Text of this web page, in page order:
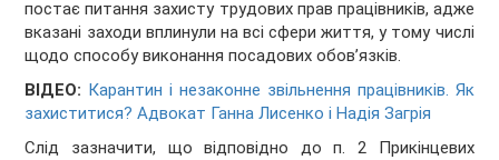
постає питання захисту трудових прав працівників, адже
вказані заходи вплинули на всі сфери життя, у тому числі
щодо способу виконання посадових обов’язків.
ВІДЕО: Карантин і незаконне звільнення працівників. Як
захиститися? Адвокат Ганна Лисенко і Надія Загрія
Слід зазначити, що відповідно до п. 2 Прикінцевих